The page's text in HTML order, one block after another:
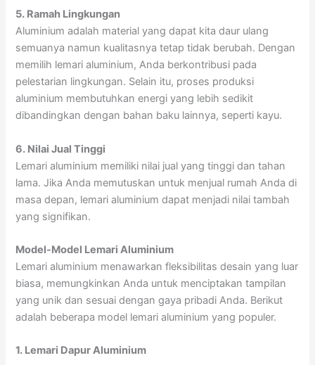
5. Ramah Lingkungan
Aluminium adalah material yang dapat kita daur ulang
semuanya namun kualitasnya tetap tidak berubah. Dengan
memilih lemari aluminium, Anda berkontribusi pada
pelestarian lingkungan. Selain itu, proses produksi
aluminium membutuhkan energi yang lebih sedikit
dibandingkan dengan bahan baku lainnya, seperti kayu.
6. Nilai Jual Tinggi
Lemari aluminium memiliki nilai jual yang tinggi dan tahan
lama. Jika Anda memutuskan untuk menjual rumah Anda di
masa depan, lemari aluminium dapat menjadi nilai tambah
yang signifikan.
Model-Model Lemari Aluminium
Lemari aluminium menawarkan fleksibilitas desain yang luar
biasa, memungkinkan Anda untuk menciptakan tampilan
yang unik dan sesuai dengan gaya pribadi Anda. Berikut
adalah beberapa model lemari aluminium yang populer.
1. Lemari Dapur Aluminium